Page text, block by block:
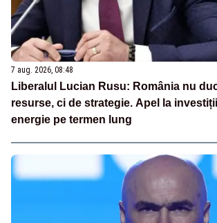
7 aug. 2026, 08:48
Liberalul Lucian Rusu: România nu
resurse, ci de strategie. Apel la
energie pe termen lung